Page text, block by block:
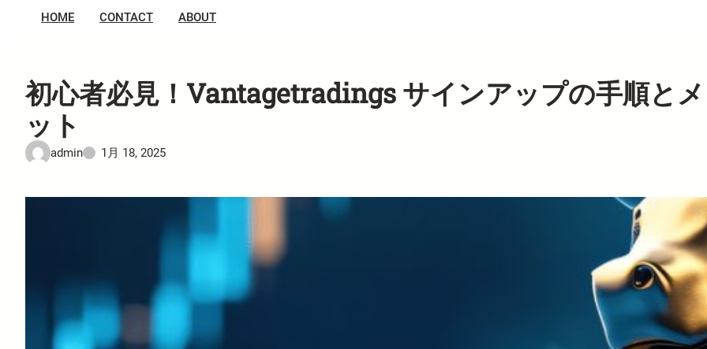
HOME CONTACT ABOUT
初心者必見！Vantagetradings サインアップの手順とメ
ット
admin 1月 18, 2025